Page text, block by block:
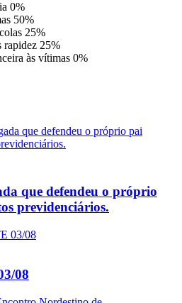
0%
50%
25%
rapidez 25%
às vítimas 0%
que defendeu o próprio
previdenciários.
08